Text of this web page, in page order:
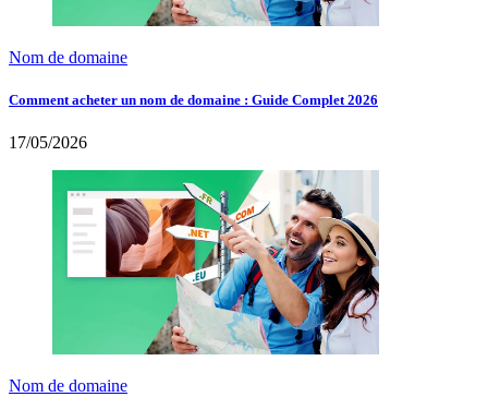
Nom de domaine
Comment acheter un nom de domaine : Guide Complet 2026
17/05/2026
Nom de domaine